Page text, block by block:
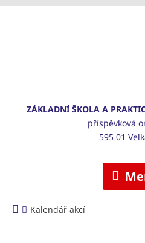
ZÁKLADNÍ ŠKOLA A
příspěvková
595 01
Kalendář akcí